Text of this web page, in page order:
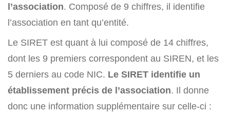
l’association. Composé de 9 chiffres, il identifie
l’association en tant qu’entité.
Le SIRET est quant à lui composé de 14 chiffres,
dont les 9 premiers correspondent au SIREN, et les
5 derniers au code NIC. Le SIRET identifie un
établissement précis de l’association. Il donne
donc une information supplémentaire sur celle-ci :